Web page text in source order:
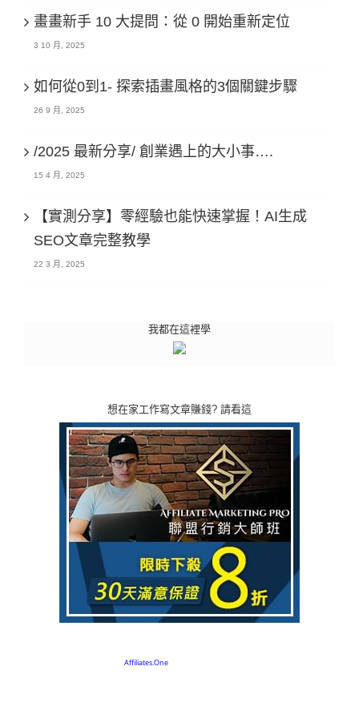
畫畫新手 10 大提問：從 0 開始重新定位
3 10 月, 2025
如何從0到1- 探索插畫風格的3個關鍵步驟
26 9 月, 2025
/2025 最新分享/ 創業遇上的大小事….
15 4 月, 2025
【實測分享】零經驗也能快速掌握！AI生成
SEO文章完整教學
22 3 月, 2025
我都在這裡學
想在家工作寫文章賺錢? 請看這